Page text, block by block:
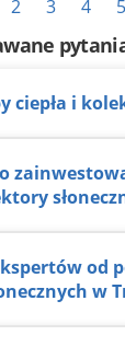
2 3 4 5
ciepła i
w